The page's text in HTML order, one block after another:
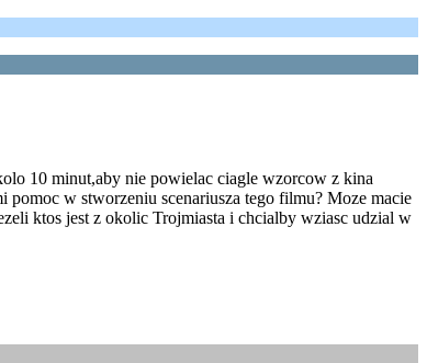
10 minut,aby nie powielac ciagle wzorcow z kina
w stworzeniu scenariusza tego filmu? Moze macie
ktos jest z okolic Trojmiasta i chcialby wziasc udzial w